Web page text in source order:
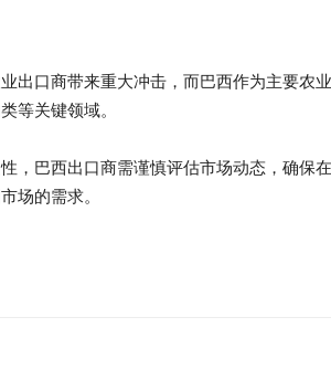
出口商带来重大冲击，而巴西作为主要农
等关键领域。
，巴西出口商需谨慎评估市场动态，确保
场的需求。